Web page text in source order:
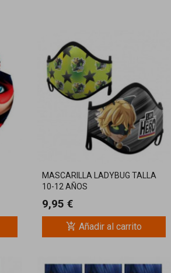
MASCARILLA LADYBUG TALLA
10-12 AÑOS
9,95 €
add_shopping_cart Añadir al carrito